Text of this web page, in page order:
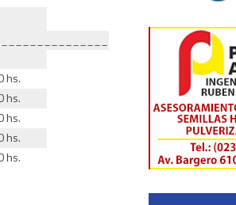
hs.
hs.
hs.
hs.
hs.